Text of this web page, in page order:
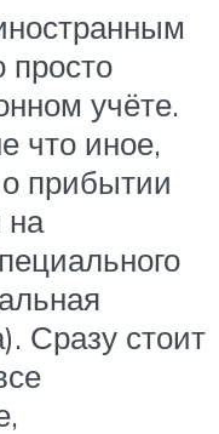
просто
учёте.
что иное,
прибытии
на
Сразу стоит